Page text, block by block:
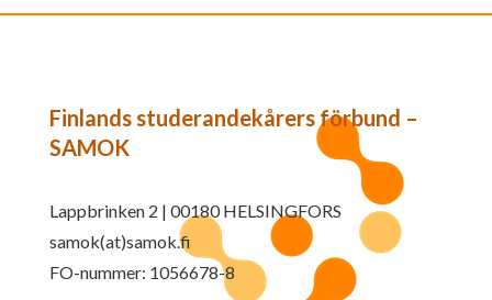
Finlands studerandekårers förbund –
SAMOK
Lappbrinken 2 | 00180 HELSINGFORS
samok(at)samok.fi
FO-nummer: 1056678-8